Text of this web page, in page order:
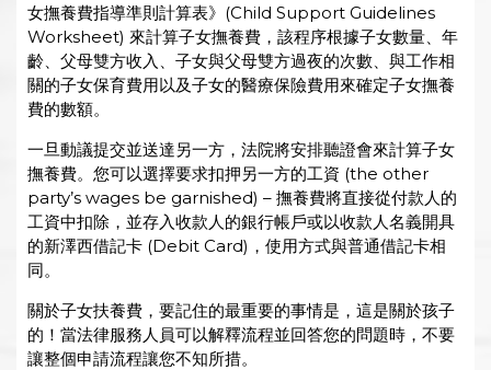
女撫養費指導準則計算表》(Child Support Guidelines
Worksheet) 來計算子女撫養費，該程序根據子女數量、年
齡、父母雙方收入、子女與父母雙方過夜的次數、與工作相
關的子女保育費用以及子女的醫療保險費用來確定子女撫養
費的數額。
一旦動議提交並送達另一方，法院將安排聽證會來計算子女
撫養費。您可以選擇要求扣押另一方的工資 (the other
party’s wages be garnished) – 撫養費將直接從付款人的
工資中扣除，並存入收款人的銀行帳戶或以收款人名義開具
的新澤西借記卡 (Debit Card)，使用方式與普通借記卡相
同。
關於子女扶養費，要記住的最重要的事情是，這是關於孩子
的！當法律服務人員可以解釋流程並回答您的問題時，不要
讓整個申請流程讓您不知所措。